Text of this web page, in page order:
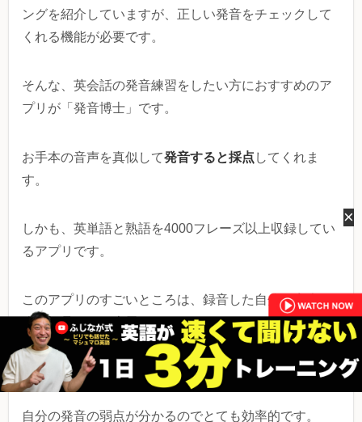
ングを紹介していますが、正しい発音をチェックして
くれる機能が必要です。
そんな、英会話の発音練習をしたい方におすすめのア
プリが「発音博士」です。
お手本の音声を真似して発音すると採点 してくれま
す。
しかも、英単語と熟語を4000フレーズ以上収録してい
るアプリです。
このアプリのすごいところは、録音した自分の音声を
発音記号にして表示してくれるところです。本来の発
音記号と、自分の音声の発音記号を見比べられるの
で、どう違うのかが一目でわかります。
自分の発音の弱点が分かるのでとても効率的です。
×